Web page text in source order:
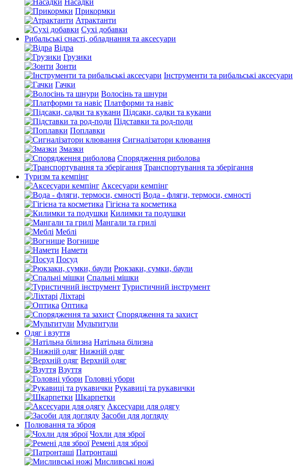
Насадки
Прикормки
Атрактанти
Сухі добавки
Рибальські снасті, обладнання та аксесуари
Відра
Грузики
Зонти
Інструменти та рибальські аксесуари
Гачки
Волосінь та шнури
Платформи та навіс
Підсаки, садки та кукани
Підставки та род-поди
Поплавки
Сигналізатори клювання
Змазки
Спорядження риболова
Транспортування та зберігання
Туризм та кемпінг
Аксесуари кемпінг
Вода - фляги, термоси, ємності
Гігієна та косметика
Килимки та подушки
Мангали та грилі
Меблі
Вогнище
Намети
Посуд
Рюкзаки, сумки, баули
Спальні мішки
Туристичний інструмент
Ліхтарі
Оптика
Спорядження та захист
Мультитули
Одяг і взуття
Натільна білизна
Нижній одяг
Верхній одяг
Взуття
Головні убори
Рукавиці та рукавички
Шкарпетки
Аксесуари для одягу
Засоби для догляду
Полювання та зброя
Чохли для зброї
Ремені для зброї
Патронташі
Мисливські ножі